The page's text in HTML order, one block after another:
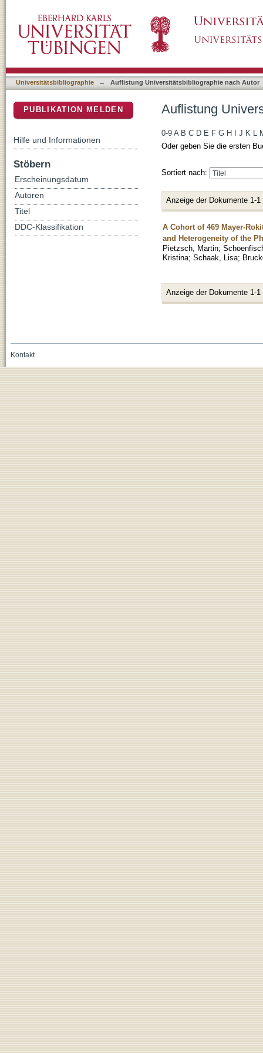
Universitätsbibliographie → Auflistung Universitätsbibliographie nach Autor
Auflistung
0-9 A B C D E F G H J K L
Oder geben Sie die ersten
Sortiert nach:
Anzeige der Dokumente 1-1
A Cohort of 469 Mayer-
and Heterogeneity of the
Pietzsch, Martin;
Kristina; Schaak, Lisa;
Anzeige der Dokumente 1-1
PUBLIKATION MELDEN
Hilfe und Informationen
Stöbern
Erscheinungsdatum
Autoren
Titel
DDC-Klassifikation
Kontakt